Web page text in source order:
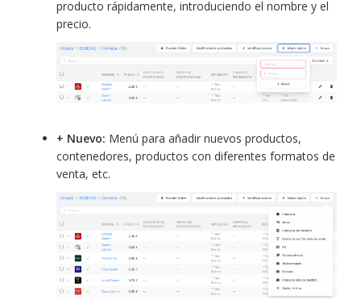
producto rápidamente, introduciendo el nombre y el
precio.
+ Nuevo: Menú para añadir nuevos productos,
contenedores, productos con diferentes formatos de
venta, etc.